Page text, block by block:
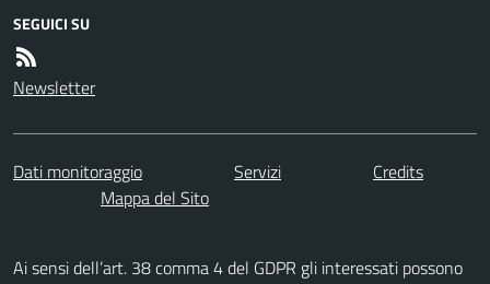
SEGUICI SU
Newsletter
Dati monitoraggio Servizi
Credits
Mappa del Sito
Ai sensi dell’art. 38 comma 4 del GDPR gli interessati possono